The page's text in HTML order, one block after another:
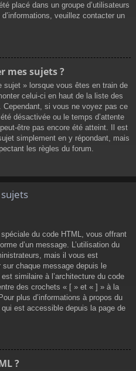
placé dans un groupe d’utilisateurs
veuillez contacter un
mes sujets ?
sujet » lorsque vous êtes en train de
celui-ci en haut de la liste des
si vous ne voyez pas ce
désactivée ou le temps d’attente
être pas encore été atteint. Il est
simplement en y répondant, mais
les règles du forum.
du code HTML, vous offrant
d’un message. L’utilisation du
mais il vous est
chaque message depuis le
similaire à l’architecture du code
des crochets « [ » et « ] » à la
plus d’informations à propos du
est accessible depuis la page de
?